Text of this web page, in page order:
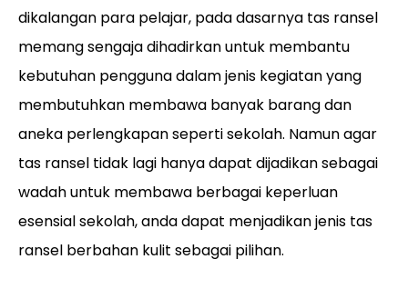
dikalangan para pelajar, pada dasarnya tas ransel
memang sengaja dihadirkan untuk membantu
kebutuhan pengguna dalam jenis kegiatan yang
membutuhkan membawa banyak barang dan
aneka perlengkapan seperti sekolah. Namun agar
tas ransel tidak lagi hanya dapat dijadikan sebagai
wadah untuk membawa berbagai keperluan
esensial sekolah, anda dapat menjadikan jenis tas
ransel berbahan kulit sebagai pilihan.